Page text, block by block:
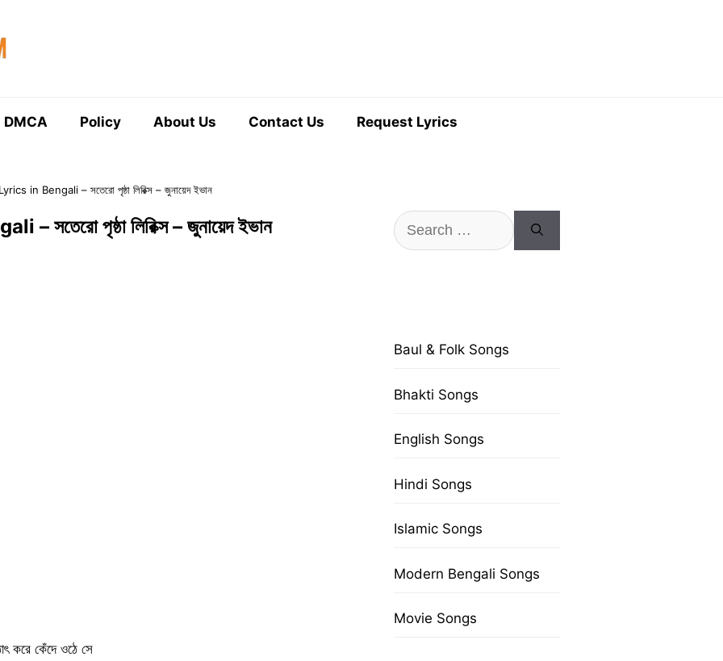
DMCA Policy About Us Contact Us Request Lyrics
in Bengali – সতেরো পৃষ্ঠা লিরিক্স – জুনায়েদ ইভান
পৃষ্ঠা লিরিক্স – জুনায়েদ ইভান
করে কেঁদে ওঠে সে
Search
for:
Baul & Folk Songs
Bhakti Songs
English Songs
Hindi Songs
Islamic Songs
Modern Bengali Songs
Movie Songs